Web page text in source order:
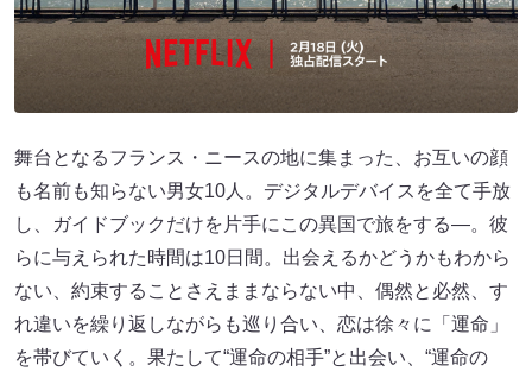
舞台となるフランス・ニースの地に集まった、お互いの顔
も名前も知らない男女10人。デジタルデバイスを全て手放
し、ガイドブックだけを片手にこの異国で旅をする―。彼
らに与えられた時間は10日間。出会えるかどうかもわから
ない、約束することさえままならない中、偶然と必然、す
れ違いを繰り返しながらも巡り合い、恋は徐々に「運命」
を帯びていく。果たして“運命の相手”と出会い、“運命の